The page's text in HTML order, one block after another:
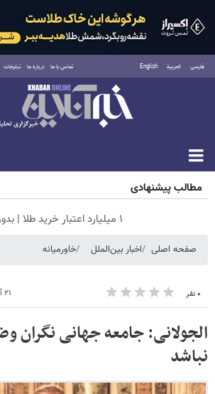
فارسی العربية English تماس با ما درباره ما تبلیغات
جمعه ۱۶ مرداد ۱۴۰۵
مطالب پیشنهادی
۱ میلیارد اعتبار خرید طلا | بدون ضامن و چک
صفحه اصلی اخبار بین‌الملل خاورمیانه
۰ نفر ۲۱ آذر ۱۴۰۳ - ۱۷:۳۹
الجولانی: جامعه جهانی نگران
نباشد